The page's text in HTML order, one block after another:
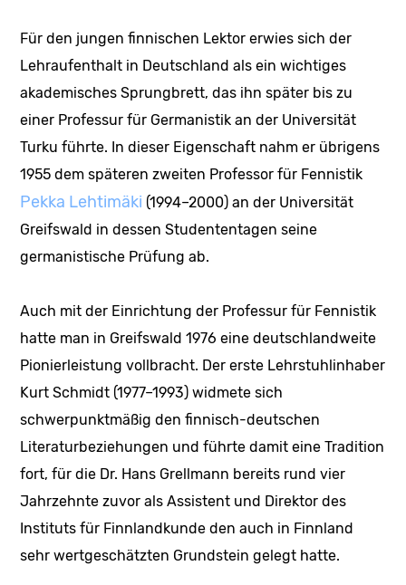
Für den jungen finnischen Lektor erwies sich der
Lehraufenthalt in Deutschland als ein wichtiges
akademisches Sprungbrett, das ihn später bis zu
einer Professur für Germanistik an der Universität
Turku führte. In dieser Eigenschaft nahm er übrigens
1955 dem späteren zweiten Professor für Fennistik
Pekka Lehtimäki (1994–2000) an der Universität
Greifswald in dessen Studententagen seine
germanistische Prüfung ab.
Auch mit der Einrichtung der Professur für Fennistik
hatte man in Greifswald 1976 eine deutschlandweite
Pionierleistung vollbracht. Der erste Lehrstuhlinhaber
Kurt Schmidt (1977–1993) widmete sich
schwerpunktmäßig den finnisch-deutschen
Literaturbeziehungen und führte damit eine Tradition
fort, für die Dr. Hans Grellmann bereits rund vier
Jahrzehnte zuvor als Assistent und Direktor des
Instituts für Finnlandkunde den auch in Finnland
sehr wertgeschätzten Grundstein gelegt hatte.